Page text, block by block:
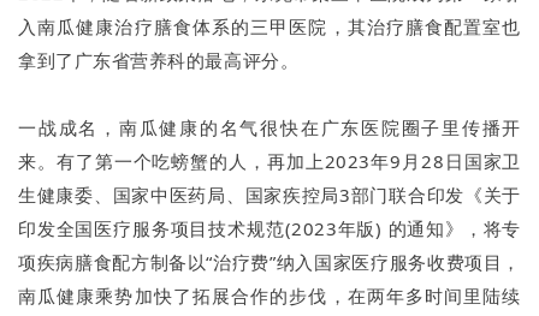
入南瓜健康治疗膳食体系的三甲医院，其治疗膳食配置室也
拿到了广东省营养科的最高评分。
一战成名，南瓜健康的名气很快在广东医院圈子里传播开
来。有了第一个吃螃蟹的人，再加上2023年9月28日国家卫
生健康委、国家中医药局、国家疾控局3部门联合印发《关于
印发全国医疗服务项目技术规范(2023年版) 的通知》，将专
项疾病膳食配方制备以“治疗费”纳入国家医疗服务收费项目，
南瓜健康乘势加快了拓展合作的步伐，在两年多时间里陆续